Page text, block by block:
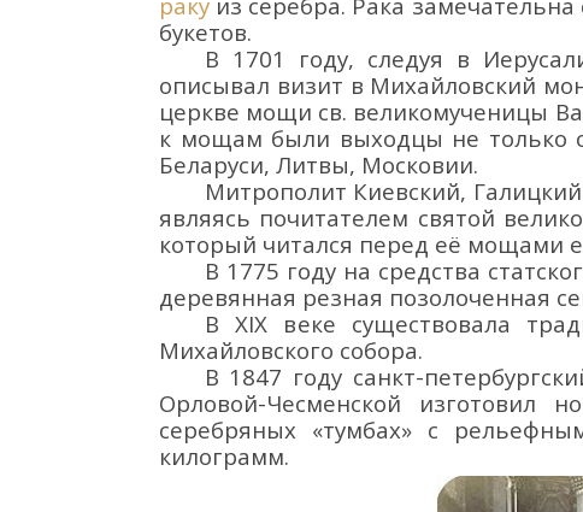
букетов.
В 1701 году, следуя в
описывал визит в Михайловский
церкве мощи св. великомученицы
к мощам были выходцы не только
Беларуси, Литвы, Московии.
Митрополит Киевский,
являясь почитателем святой
который читался перед её мощами
В 1775 году на средства
деревянная резная позолоченная
В XIX веке существовала
Михайловского собора.
В 1847 году санкт-
Орловой-Чесменской изготовил
серебряных «тумбах» с
килограмм.